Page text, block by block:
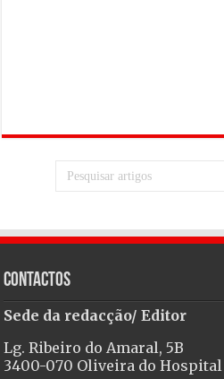
Contactos
Sede da redacção/ Editor
Lg. Ribeiro do Amaral, 5B
3400-070 Oliveira do Hospital